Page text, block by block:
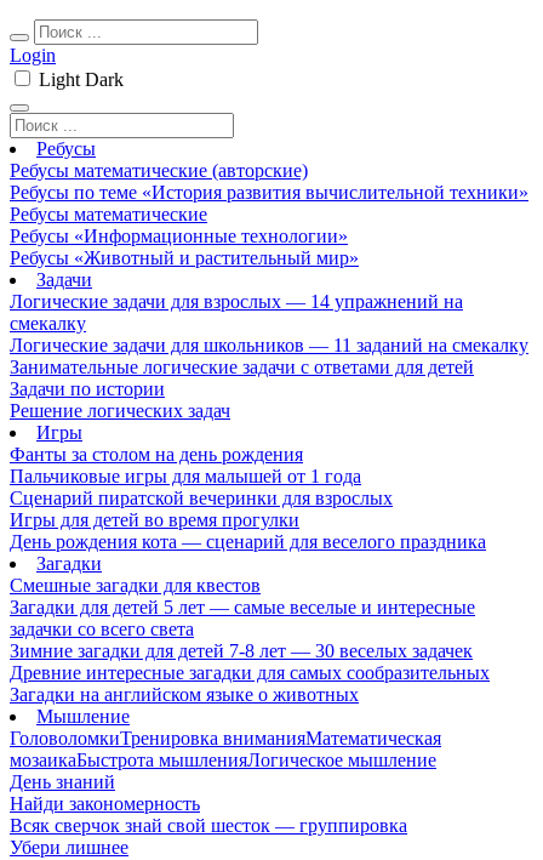
Login
Light Dark
Ребусы
Ребусы математические (авторские)
Ребусы по теме «История развития вычислительной техники»
Ребусы математические
Ребусы «Информационные технологии»
Ребусы «Животный и растительный мир»
Задачи
Логические задачи для взрослых — 14 упражнений на
смекалку
Логические задачи для школьников — 11 заданий на смекалку
Занимательные логические задачи с ответами для детей
Задачи по истории
Решение логических задач
Игры
Фанты за столом на день рождения
Пальчиковые игры для малышей от 1 года
Сценарий пиратской вечеринки для взрослых
Игры для детей во время прогулки
День рождения кота — сценарий для веселого праздника
Загадки
Смешные загадки для квестов
Загадки для детей 5 лет — самые веселые и интересные
задачки со всего света
Зимние загадки для детей 7-8 лет — 30 веселых задачек
Древние интересные загадки для самых сообразительных
Загадки на английском языке о животных
Мышление
ГоловоломкиТренировка вниманияМатематическая
мозаикаБыстрота мышленияЛогическое мышление
День знаний
Найди закономерность
Всяк сверчок знай свой шесток — группировка
Убери лишнее